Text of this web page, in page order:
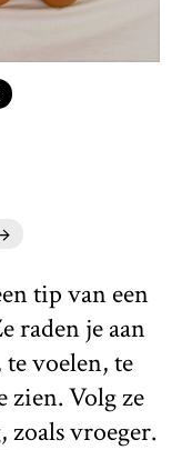
tip van een
raden je aan
te voelen, te
zien. Volg ze
vroeger.